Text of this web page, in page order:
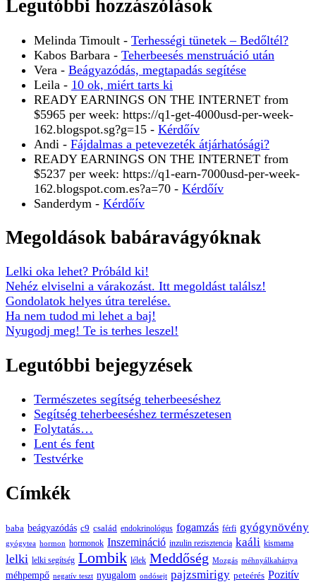
Legutóbbi hozzászólások
Melinda Timoult - Terhességi tünetek – Bedőltél?
Kabos Barbara - Teherbeesés menstruáció után
Vera - Beágyazódás, megtapadás segítése
Leila - 10 ok, miért tarts ki
READY EARNINGS ON THE INTERNET from
$5965 per week: https://q1-get-4000usd-per-week-
162.blogspot.sg?g=15 - Kérdőív
Andi - Fájdalmas a petevezeték átjárhatósági?
READY EARNINGS ON THE INTERNET from
$5237 per week: https://q1-earn-7000usd-per-week-
162.blogspot.com.es?a=70 - Kérdőív
Sanderdym - Kérdőív
Megoldások babáravágyóknak
Lelki oka lehet? Próbáld ki!
Nehéz elviselni a várakozást. Itt megoldást találsz!
Gondolatok helyes útra terelése.
Ha nem tudod mi lehet a baj!
Nyugodj meg! Te is terhes leszel!
Legutóbbi bejegyzések
Természetes segítség teherbeeséshez
Segítség teherbeeséshez természetesen
Folytatás…
Lent és fent
Testvérke
Címkék
baba beágyazódás c9 család endokrinológus fogamzás férfi gyógynövény
gyógytea hormon hormonok Inszemináció inzulin rezisztencia kaáli kismama
lelki lelki segítség Lombik lélek Meddőség Mozgás méhnyálkahártya
méhpempő negatív teszt nyugalom ondósejt pajzsmirigy peteérés Pozitív